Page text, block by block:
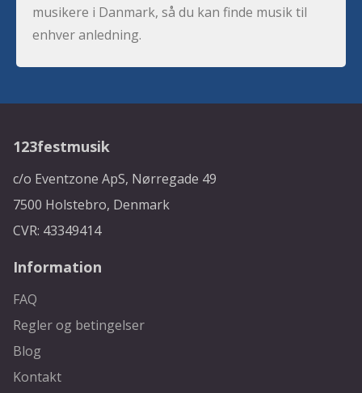
musikere i Danmark, så du kan finde musik til
enhver anledning.
123festmusik
c/o Eventzone ApS, Nørregade 49
7500 Holstebro, Denmark
CVR: 43349414
Information
FAQ
Regler og betingelser
Blog
Kontakt